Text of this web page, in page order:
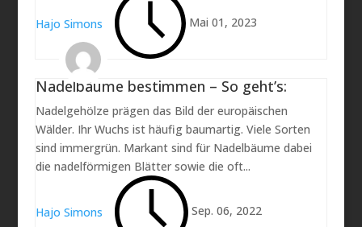
Hajo Simons Mai 01, 2023
Nadelbäume bestimmen – So geht’s:
Nadelgehölze prägen das Bild der europäischen
Wälder. Ihr Wuchs ist häufig baumartig. Viele Sorten
sind immergrün. Markant sind für Nadelbäume dabei
die nadelförmigen Blätter sowie die oft...
Hajo Simons Sep. 06, 2022